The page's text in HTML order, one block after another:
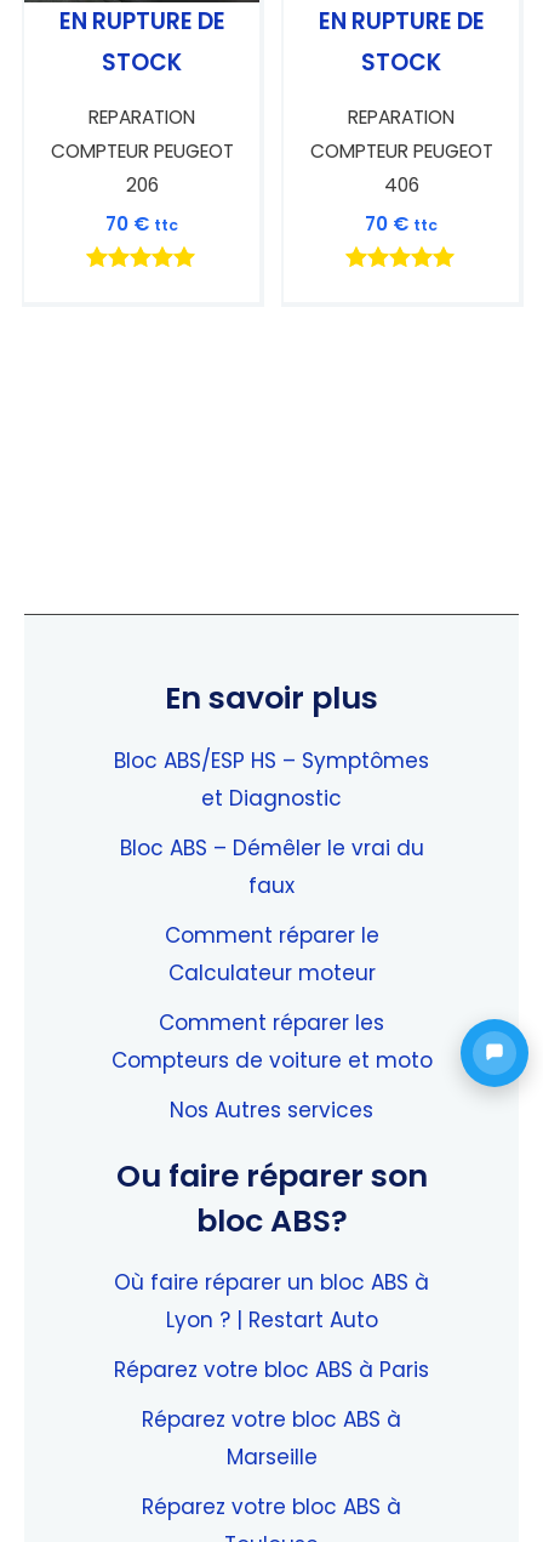
EN RUPTURE DE
STOCK
REPARATION
COMPTEUR PEUGEOT
206
70 € ttc
EN RUPTURE DE
STOCK
REPARATION
COMPTEUR PEUGEOT
406
70 € ttc
En savoir plus
Bloc ABS/ESP HS – Symptômes
et Diagnostic
Bloc ABS – Démêler le vrai du
faux
Comment réparer le
Calculateur moteur
Comment réparer les
Compteurs de voiture et moto
Nos Autres services
Ou faire réparer son
bloc ABS?
Où faire réparer un bloc ABS à
Lyon ? | Restart Auto
Réparez votre bloc ABS à Paris
Réparez votre bloc ABS à
Marseille
Réparez votre bloc ABS à